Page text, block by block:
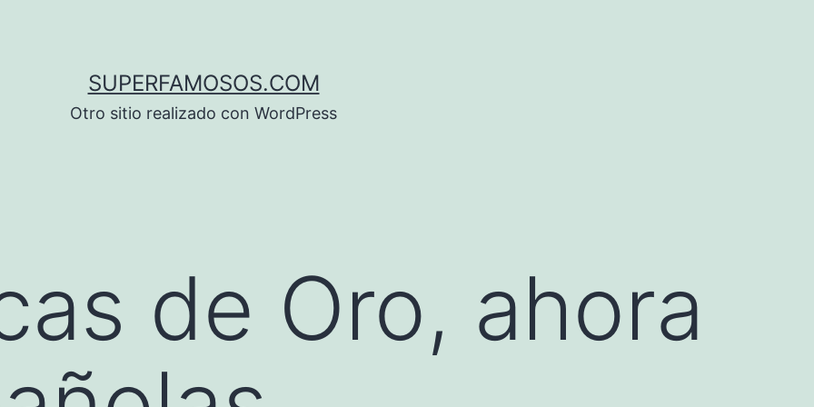
SUPERFAMOSOS.COM
Otro sitio realizado con WordPress
de Oro, ahora